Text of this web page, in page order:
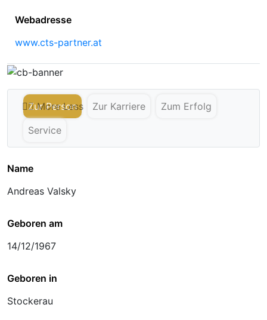
Webadresse
www.cts-partner.at
Zur Person Zur Karriere
Zum Erfolg
Service
More Less
Name
Andreas Valsky
Geboren am
14/12/1967
Geboren in
Stockerau